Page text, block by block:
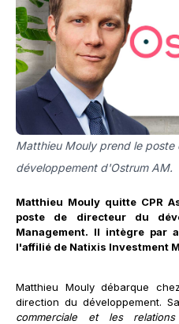
Matthieu Mouly prend le poste
développement d'Ostrum AM.
Matthieu Mouly quitte CPR
poste de directeur du
Management. Il intègre par
l'affilié de Natixis Investment
Matthieu Mouly débarque
direction du développement.
commerciale et les relations